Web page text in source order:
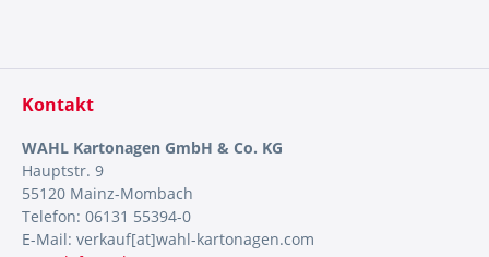
Kontakt
WAHL Kartonagen GmbH & Co. KG
Hauptstr. 9
55120 Mainz-Mombach
Telefon: 06131 55394-0
E-Mail: verkauf[at]wahl-kartonagen.com